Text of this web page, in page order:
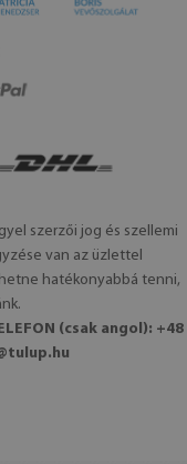
szerzői jog és szellemi
van az üzlettel
hatékonyabbá tenni,
(csak angol): +48